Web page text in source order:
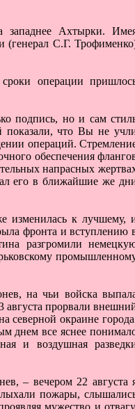
западнее Ахтырки.
(генерал С.Г.
операции
подпись, но и сам
показали, что Вы не
операций.
обеспечения
напрасных
его в ближайшие же
изменилась к лучшему,
фронта и вступлению
разгромили
на чьи войска
августа прорвали
северной окраине
днем все яснее
и воздушная
– вечером 22 августа
пожары,
мужество и отвагу,